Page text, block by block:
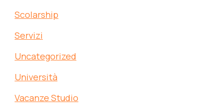
Scolarship
Servizi
Uncategorized
Università
Vacanze Studio